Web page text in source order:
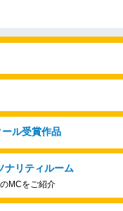
ル受賞作品
ナリティルーム
MCをご紹介